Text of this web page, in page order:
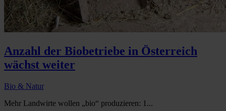
Anzahl der Biobetriebe in Österreich
wächst weiter
Bio & Natur
Mehr Landwirte wollen „bio“ produzieren: 1...